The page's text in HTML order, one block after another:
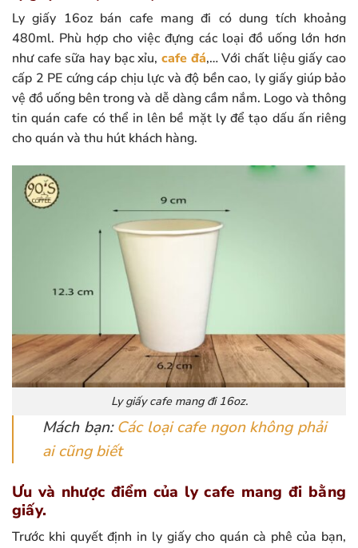
Ly giấy 16oz bán cafe mang đi có dung tích khoảng
480ml. Phù hợp cho việc đựng các loại đồ uống lớn hơn
như cafe sữa hay bạc xỉu, cafe đá,… Với chất liệu giấy cao
cấp 2 PE cứng cáp chịu lực và độ bền cao, ly giấy giúp bảo
vệ đồ uống bên trong và dễ dàng cầm nắm. Logo và thông
tin quán cafe có thể in lên bề mặt ly để tạo dấu ấn riêng
cho quán và thu hút khách hàng.
Ly giấy cafe mang đi 16oz.
Mách bạn:Các loại cafe ngon không phải
ai cũng biết
Ưu và nhược điểm của ly cafe mang đi bằng
giấy.
Trước khi quyết định in ly giấy cho quán cà phê của bạn,